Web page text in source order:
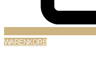
WARENKORB